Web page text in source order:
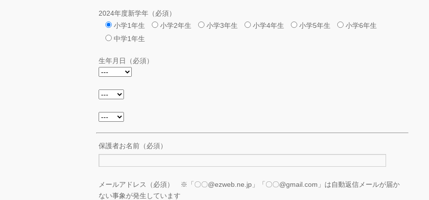
2024年度新学年（必須）
小学1年生
小学2年生 小学3年生 小学4年生 小学5年生
小学6年生
中学1年生
生年月日（必須）
保護者お名前（必須）
メールアドレス（必須） ※「〇〇@ezweb.ne.jp」「〇〇@gmail.com」は自動返信メールが届か
ない事象が発生しています